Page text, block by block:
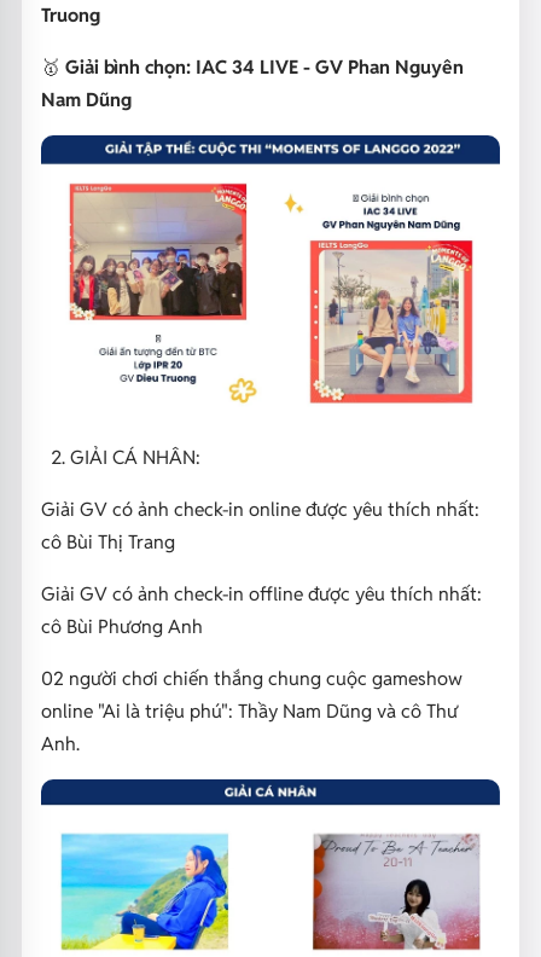
Truong
🥇 Giải bình chọn: IAC 34 LIVE - GV Phan Nguyên
Nam Dũng
GIẢI CÁ NHÂN:
Giải GV có ảnh check-in online được yêu thích nhất:
cô Bùi Thị Trang
Giải GV có ảnh check-in offline được yêu thích nhất:
cô Bùi Phương Anh
02 người chơi chiến thắng chung cuộc gameshow
online "Ai là triệu phú": Thầy Nam Dũng và cô Thư
Anh.